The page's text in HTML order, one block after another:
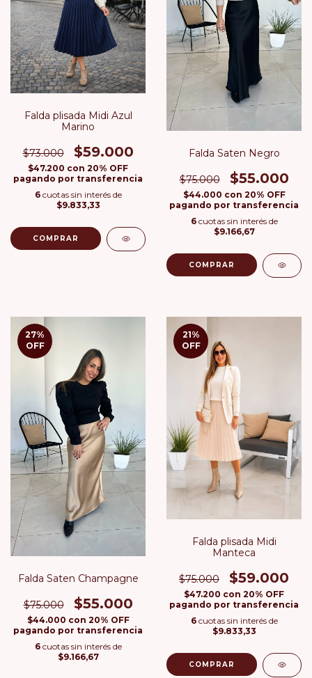
Falda plisada Midi Azul
Marino
$73.000 $59.000
$47.200 con 20% OFF
pagando por transferencia
6 cuotas sin interés de
$9.833,33
COMPRAR
Falda Saten Negro
$75.000 $55.000
$44.000 con 20% OFF
pagando por transferencia
6 cuotas sin interés de
$9.166,67
COMPRAR
27%
OFF
Falda Saten Champagne
$75.000 $55.000
$44.000 con 20% OFF
pagando por transferencia
6 cuotas sin interés de
$9.166,67
21%
OFF
Falda plisada Midi
Manteca
$75.000 $59.000
$47.200 con 20% OFF
pagando por transferencia
6 cuotas sin interés de
$9.833,33
COMPRAR